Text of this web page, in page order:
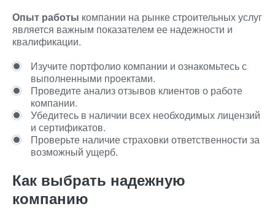
Опыт работы компании на рынке строительных услуг
является важным показателем ее надежности и
квалификации.
Изучите портфолио компании и ознакомьтесь с
выполненными проектами.
Проведите анализ отзывов клиентов о работе
компании.
Убедитесь в наличии всех необходимых лицензий
и сертификатов.
Проверьте наличие страховки ответственности за
возможный ущерб.
Как выбрать надежную
компанию